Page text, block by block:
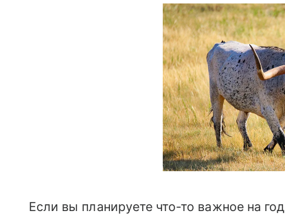
Если вы планируете что-то важное на